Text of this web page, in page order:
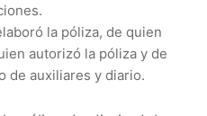
la póliza, de quien
autorizó la póliza y de
de auxiliares y diario.